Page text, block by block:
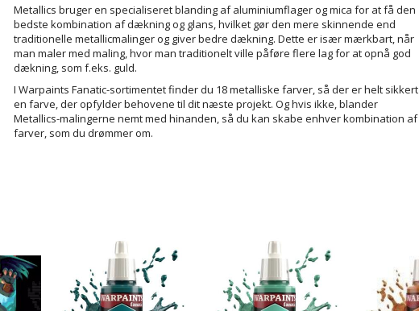
Metallics bruger en specialiseret blanding af aluminiumflager og mica for at få den
bedste kombination af dækning og glans, hvilket gør den mere skinnende end
traditionelle metallicmalinger og giver bedre dækning. Dette er især mærkbart, når
man maler med maling, hvor man traditionelt ville påføre flere lag for at opnå god
dækning, som f.eks. guld.
I Warpaints Fanatic-sortimentet finder du 18 metalliske farver, så der er helt sikkert
en farve, der opfylder behovene til dit næste projekt. Og hvis ikke, blander
Metallics-malingerne nemt med hinanden, så du kan skabe enhver kombination af
farver, som du drømmer om.